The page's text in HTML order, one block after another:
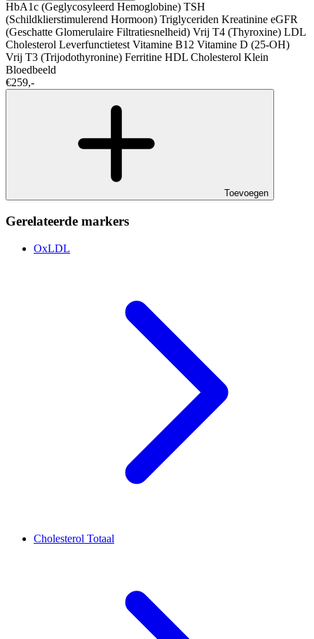
HbA1c (Geglycosyleerd Hemoglobine) TSH
(Schildklierstimulerend Hormoon) Triglyceriden Kreatinine eGFR
(Geschatte Glomerulaire Filtratiesnelheid) Vrij T4 (Thyroxine) LDL
Cholesterol Leverfunctietest Vitamine B12 Vitamine D (25-OH)
Vrij T3 (Trijodothyronine) Ferritine HDL Cholesterol Klein
Bloedbeeld
€259,-
Toevoegen
Gerelateerde markers
OxLDL
Cholesterol Totaal